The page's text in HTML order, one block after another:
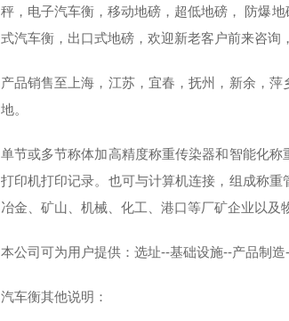
秤，电子汽车衡，移动地磅，超低地磅， 防爆
式汽车衡，出口式地磅，欢迎新老客户前来咨询，
产品销售至上海，江苏，宜春，抚州，新余，
地。
单节或多节称体加高精度称重传染器和智能化
打印机打印记录。也可与计算机连接，组成称
冶金、矿山、机械、化工、港口等厂矿企业以及
本公司可为用户提供：选址--基础设施--产品制造
汽车衡其他说明：